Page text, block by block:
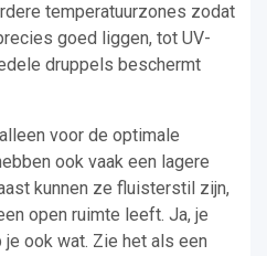
temperatuurzones zodat
goed liggen, tot UV-
druppels beschermt
voor de optimale
ook vaak een lagere
kunnen ze fluisterstil zijn,
open ruimte leeft. Ja, je
je ook wat. Zie het als een